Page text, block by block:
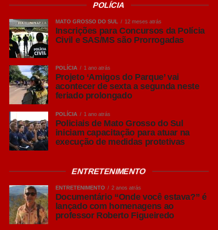
Astronomia no Parque: Observação do Céu
O que é:Uma experiência promovida pela
Casa de Ciência e Cultura para observar
os astros com telescópios e aprender mais
sobre o universo.
Horário:19h às 21h
Rocha
Entrada:Gratuita |Classificação:Livre
POLÍCIA
MATO GROSSO DO SUL 12 meses atrás
Inscrições para Concursos da Polícia
Civil e SAS/MS são Prorrogadas
POLÍCIA 1 ano atrás
Projeto ‘Amigos do Parque’ vai
acontecer de sexta a segunda neste
feriado prolongado
POLÍCIA 1 ano atrás
Policiais de Mato Grosso do Sul
iniciam capacitação para atuar na
execução de medidas protetivas
ENTRETENIMENTO
ENTRETENIMENTO 2 anos atrás
Documentário “Onde você estava?” é
lançado com homenagens ao
professor Roberto Figueiredo